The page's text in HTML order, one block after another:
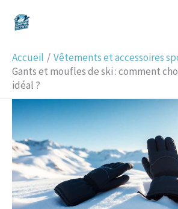
Accueil
Vêtements et accessoires
Gants et moufles de ski : comment
idéal ?
e
c
h
e
r
c
h
e
r